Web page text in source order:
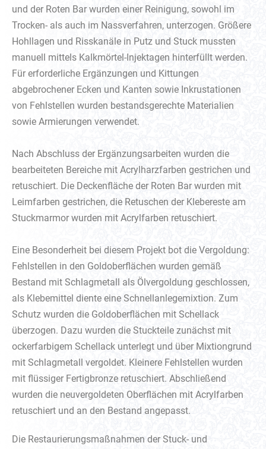
und der Roten Bar wurden einer Reinigung, sowohl im
Trocken- als auch im Nassverfahren, unterzogen. Größere
Hohllagen und Risskanäle in Putz und Stuck mussten
manuell mittels Kalkmörtel-Injektagen hinterfüllt werden.
Für erforderliche Ergänzungen und Kittungen
abgebrochener Ecken und Kanten sowie Inkrustationen
von Fehlstellen wurden bestandsgerechte Materialien
sowie Armierungen verwendet.
Nach Abschluss der Ergänzungsarbeiten wurden die
bearbeiteten Bereiche mit Acrylharzfarben gestrichen und
retuschiert. Die Deckenfläche der Roten Bar wurden mit
Leimfarben gestrichen, die Retuschen der Klebereste am
Stuckmarmor wurden mit Acrylfarben retuschiert.
Eine Besonderheit bei diesem Projekt bot die Vergoldung:
Fehlstellen in den Goldoberflächen wurden gemäß
Bestand mit Schlagmetall als Ölvergoldung geschlossen,
als Klebemittel diente eine Schnellanlegemixtion. Zum
Schutz wurden die Goldoberflächen mit Schellack
überzogen. Dazu wurden die Stuckteile zunächst mit
ockerfarbigem Schellack unterlegt und über Mixtiongrund
mit Schlagmetall vergoldet. Kleinere Fehlstellen wurden
mit flüssiger Fertigbronze retuschiert. Abschließend
wurden die neuvergoldeten Oberflächen mit Acrylfarben
retuschiert und an den Bestand angepasst.
Die Restaurierungsmaßnahmen der Stuck- und